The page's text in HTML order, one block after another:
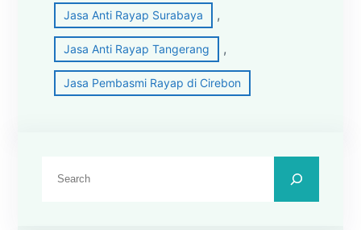
Jasa Anti Rayap Surabaya ,
Jasa Anti Rayap Tangerang ,
Jasa Pembasmi Rayap di Cirebon